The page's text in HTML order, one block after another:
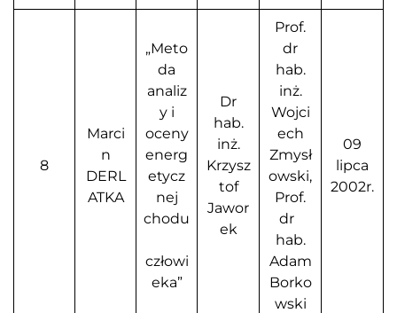
8
Marci
n
DERL
ATKA
„Meto
da
analiz
y i
oceny
energ
etycz
nej
chodu
człowi
eka”
Dr
hab.
inż.
Krzysz
tof
Jawor
ek
Prof.
dr
hab.
inż.
Wojci
ech
Zmysł
owski,
Prof.
dr
hab.
Adam
Borko
wski
09
lipca
2002r.